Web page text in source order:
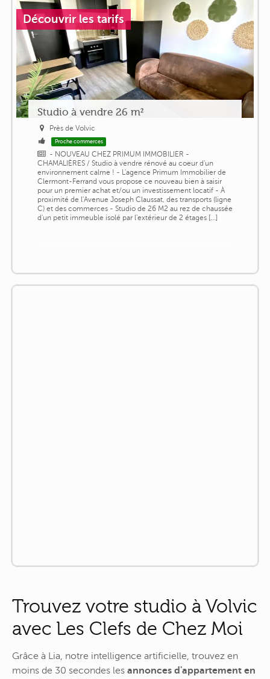
Découvrir les tarifs
Studio à vendre 26 m²
Près de Volvic
Proche commerces
- NOUVEAU CHEZ PRIMUM IMMOBILIER -
CHAMALIÈRES / Studio à vendre rénové au coeur d'un
environnement calme ! - L'agence Primum Immobilier de
Clermont-Ferrand vous propose ce nouveau bien à saisir
pour un premier achat et/ou un investissement locatif - À
proximité de l'Avenue Joseph Claussat, des transports (ligne
C) et des commerces - Studio de 26 M2 au rez de chaussée
d'un petit immeuble isolé par l'extérieur de 2 étages [...]
Trouvez votre studio à Volvic
avec Les Clefs de Chez Moi
Grâce à Lia, notre intelligence artificielle, trouvez en
moins de 30 secondes les annonces d'appartement en